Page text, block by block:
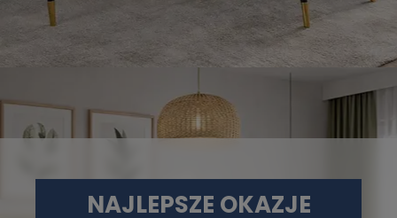
NAJLEPSZE OKAZJE